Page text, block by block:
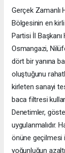
Gerçek Zamanlı
Bölgesinin en kirli
Partisi İl Başkanı
Osmangazi,
dört bir yanına
oluştuğunu
kirleten sanayi
baca filtresi
Denetimler,
uygulanmalıdır.
önüne geçilmesi
yoğunluğun